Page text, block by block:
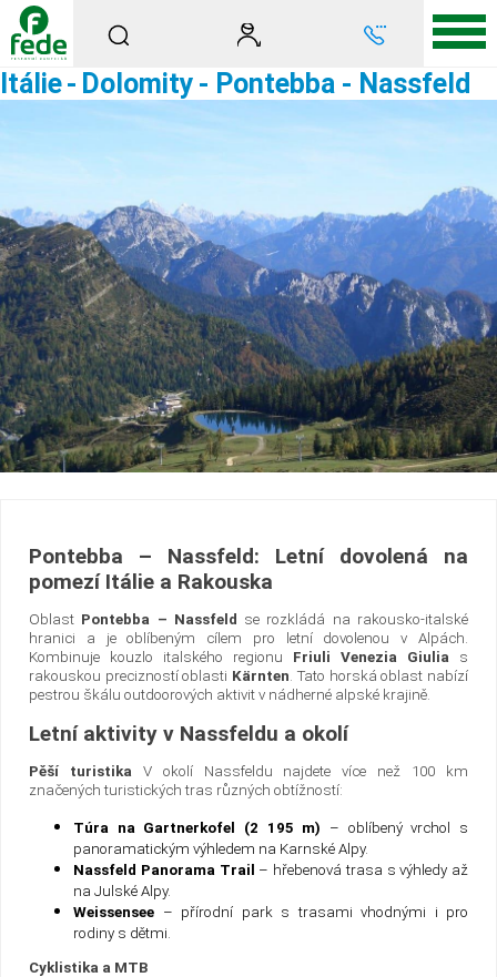
Itálie- Dolomity - Pontebba - Nassfeld
Pontebba – Nassfeld: Letní dovolená na
pomezí Itálie a Rakouska
Oblast Pontebba – Nassfeld se rozkládá na rakousko-italské
hranici a je oblíbeným cílem pro letní dovolenou v Alpách.
Kombinuje kouzlo italského regionu Friuli Venezia Giulia s
rakouskou precizností oblasti Kärnten. Tato horská oblast nabízí
pestrou škálu outdoorových aktivit v nádherné alpské krajině.
Letní aktivity v Nassfeldu a okolí
Pěší turistika V okolí Nassfeldu najdete více než 100 km
značených turistických tras různých obtížností:
Túra na Gartnerkofel (2 195 m) – oblíbený vrchol s
panoramatickým výhledem na Karnské Alpy.
Nassfeld Panorama Trail – hřebenová trasa s výhledy až
na Julské Alpy.
Weissensee – přírodní park s trasami vhodnými i pro
rodiny s dětmi.
Cyklistika a MTB